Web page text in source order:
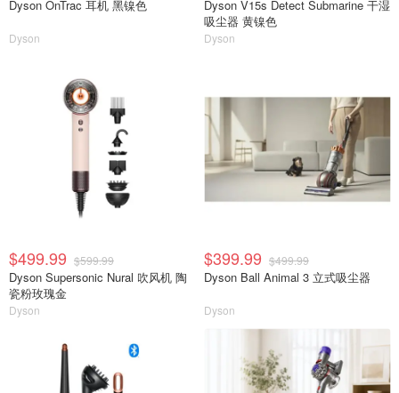
Dyson OnTrac 耳机 黑镍色
Dyson
Dyson V15s Detect Submarine 干湿
吸尘器 黄镍色
Dyson
$499.99 $599.99
Dyson Supersonic Nural 吹风机 陶
瓷粉玫瑰金
Dyson
$399.99 $499.99
Dyson Ball Animal 3 立式吸尘器
Dyson